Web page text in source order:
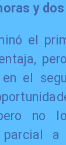
y
el
el
no
a